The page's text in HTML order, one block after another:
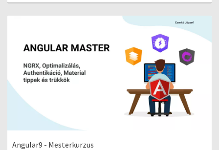
Angular9 - Mesterkurzus